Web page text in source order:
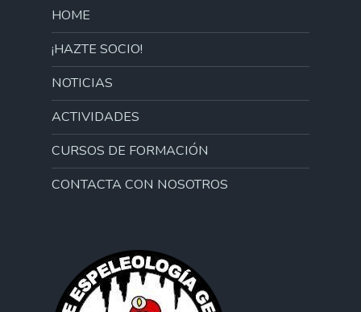
HOME
¡HAZTE SOCIO!
NOTICIAS
ACTIVIDADES
CURSOS DE FORMACIÓN
CONTACTA CON NOSOTROS